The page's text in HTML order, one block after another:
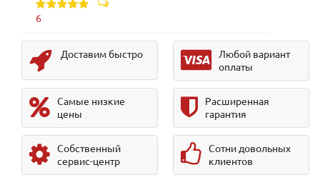
6
Доставим быстро
Любой вариант
оплаты
Самые низкие
цены
Расширенная
гарантия
Собственный
сервис-центр
Сотни довольных
клиентов